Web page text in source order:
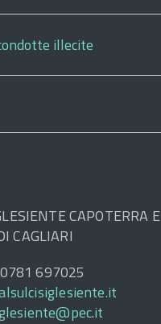
illecite
CAPOTERRA E
CAGLIARI
697025